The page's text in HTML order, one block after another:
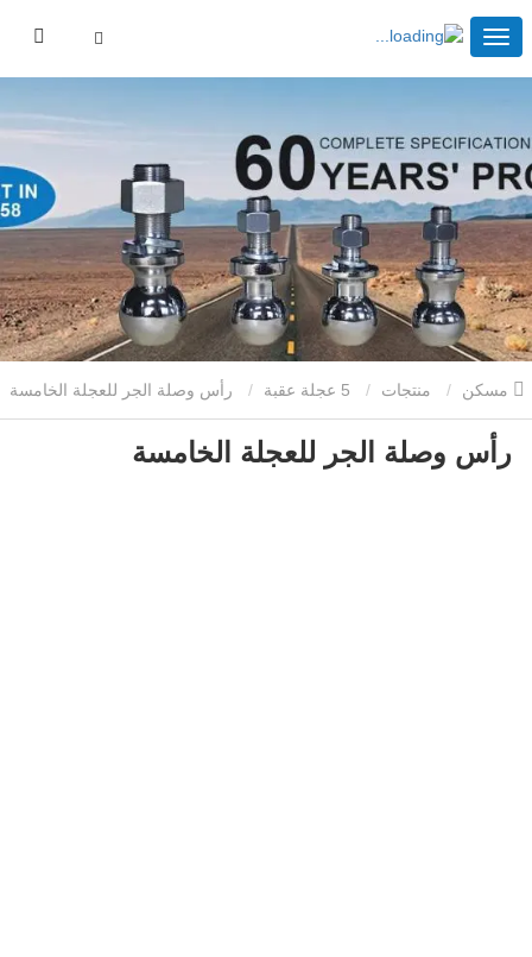
منتجات 5 عجلة عقبة
رأس وصلة الجر للعجلة الخامسة